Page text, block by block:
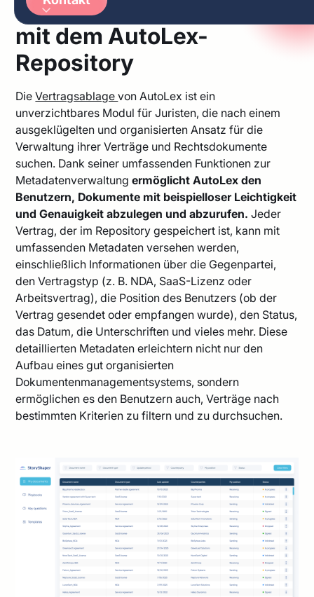
Arabic
German
Vertragsmanagements
mit dem AutoLex-
Repository
DieVertragsablagevon AutoLex ist ein
unverzichtbares Modul für Juristen, die nach einem
ausgeklügelten und organisierten Ansatz für die
Verwaltung ihrer Verträge und Rechtsdokumente
suchen. Dank seiner umfassenden Funktionen zur
MetadatenverwaltungermöglichtAutoLex den
Benutzern, Dokumente mit beispielloser Leichtigkeit
und Genauigkeit abzulegen und abzurufen.Jeder
Vertrag, der im Repository gespeichert ist, kann mit
umfassenden Metadaten versehen werden,
einschließlich Informationen über die Gegenpartei,
den Vertragstyp (z. B. NDA, SaaS-Lizenz oder
Arbeitsvertrag), die Position des Benutzers (ob der
Vertrag gesendet oder empfangen wurde), den Status,
das Datum, die Unterschriften und vieles mehr. Diese
detaillierten Metadaten erleichtern nicht nur den
Aufbau eines gut organisierten
Dokumentenmanagementsystems, sondern
ermöglichen es den Benutzern auch, Verträge nach
bestimmten Kriterien zu filtern und zu durchsuchen.